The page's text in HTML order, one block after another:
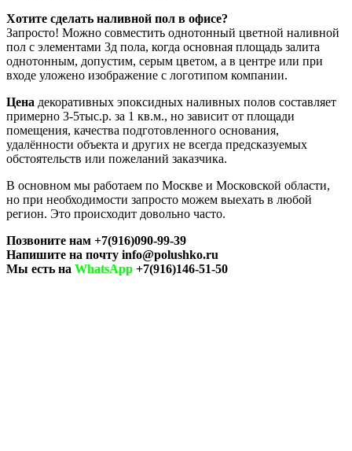
Хотите сделать наливной пол в офисе?
Запросто! Можно совместить однотонный цветной наливной
пол с элементами 3д пола, когда основная площадь залита
однотонным, допустим, серым цветом, а в центре или при
входе уложено изображение с логотипом компании.
Цена декоративных эпоксидных наливных полов составляет
примерно 3-5тыс.р. за 1 кв.м., но зависит от площади
помещения, качества подготовленного основания,
удалённости объекта и других не всегда предсказуемых
обстоятельств или пожеланий заказчика.
В основном мы работаем по Москве и Московской области,
но при необходимости запросто можем выехать в любой
регион. Это происходит довольно часто.
Позвоните нам +7(916)090-99-39
Напишите на почту info@polushko.ru
Мы есть на WhatsApp +7(916)146-51-50